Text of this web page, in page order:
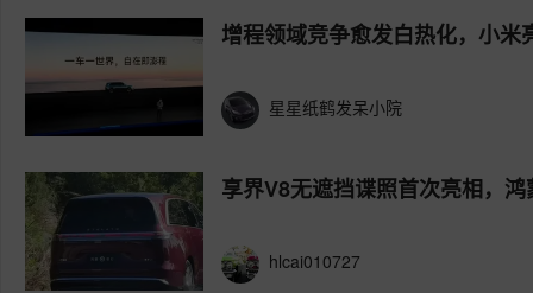
增程领域竞争愈发白热化，小
星星纸鹤发呆小院
享界V8无遮挡谍照首次亮相，
hlcai010727